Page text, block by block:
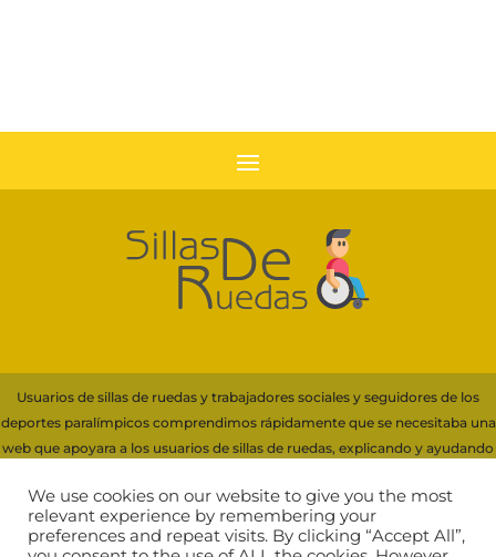
Usuarios de sillas de ruedas y trabajadores sociales y seguidores de los
deportes paralímpicos comprendimos rápidamente que se necesitaba una
web que apoyara a los usuarios de sillas de ruedas, explicando y ayudando
Para financiar servidores y recursos necesarios de esta web, participamos
en programas de afiliación que generan ingresos por compras cualificadas,
We use cookies on our website to give you the most
relevant experience by remembering your
preferences and repeat visits. By clicking “Accept All”,